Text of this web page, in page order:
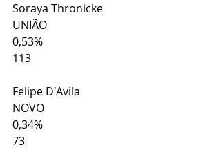
Soraya Thronicke
UNIÃO
0,53%
113
Felipe D'Avila
NOVO
0,34%
73